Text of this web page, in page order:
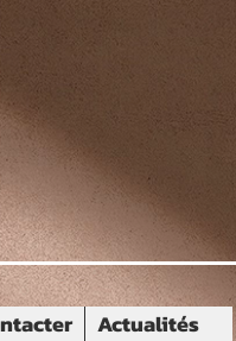
Actualités